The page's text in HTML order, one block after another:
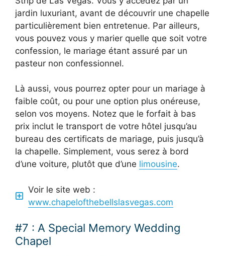
jardin luxuriant, avant de découvrir une chapelle
particulièrement bien entretenue. Par ailleurs,
vous pouvez vous y marier quelle que soit votre
confession, le mariage étant assuré par un
pasteur non confessionnel.
Là aussi, vous pourrez opter pour un mariage à
faible coût, ou pour une option plus onéreuse,
selon vos moyens. Notez que le forfait à bas
prix inclut le transport de votre hôtel jusqu’au
bureau des certificats de mariage, puis jusqu’à
la chapelle. Simplement, vous serez à bord
d’une voiture, plutôt que d’une limousine.
Voir le site web :
www.chapelofthebellslasvegas.com
#7 : A Special Memory Wedding
Chapel